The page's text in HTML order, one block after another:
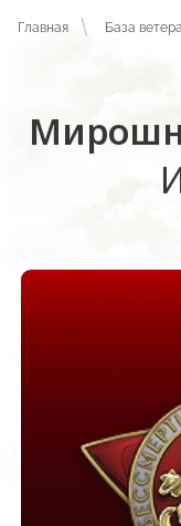
Главная База